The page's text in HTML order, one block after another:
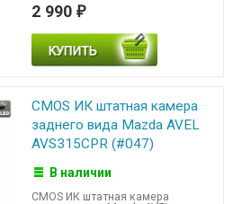
2 990 ₽
CMOS ИК штатная камера
заднего вида Mazda AVEL
AVS315CPR (#047)
В наличии
CMOS ИК штатная камера